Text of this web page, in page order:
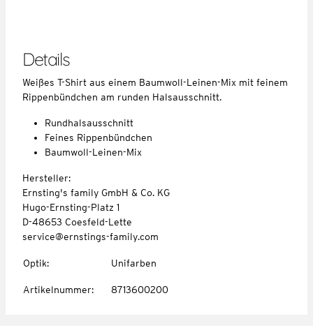
Details
Weißes T-Shirt aus einem Baumwoll-Leinen-Mix mit feinem
Rippenbündchen am runden Halsausschnitt.
Rundhalsausschnitt
Feines Rippenbündchen
Baumwoll-Leinen-Mix
Hersteller:
Ernsting's family GmbH & Co. KG
Hugo-Ernsting-Platz 1
D-48653 Coesfeld-Lette
service@ernstings-family.com
Optik: Unifarben
Artikelnummer: 8713600200